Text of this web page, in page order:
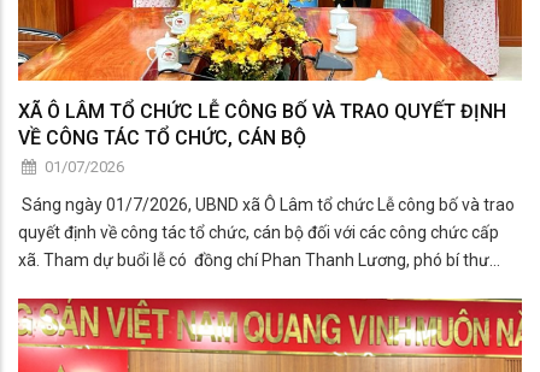
XÃ Ô LÂM TỔ CHỨC LỄ CÔNG BỐ VÀ TRAO QUYẾT ĐỊNH
VỀ CÔNG TÁC TỔ CHỨC, CÁN BỘ
01/07/2026
Sáng ngày 01/7/2026, UBND xã Ô Lâm tổ chức Lễ công bố và trao
quyết định về công tác tổ chức, cán bộ đối với các công chức cấp
xã. Tham dự buổi lễ có đồng chí Phan Thanh Lương, phó bí thư